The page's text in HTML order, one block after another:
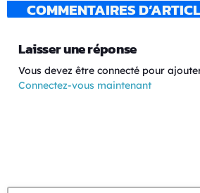
COMMENTAIRES
Laisser une réponse
Vous devez être connecté pour
Connectez-vous maintenant